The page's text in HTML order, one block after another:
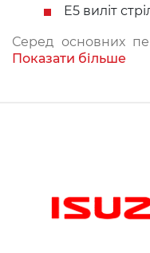
E5 виліт
Серед основних
Показати більше